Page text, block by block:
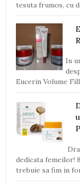
tesuta frumos, cu
In
Eucerin Volume
dedicata femeilor!
trebuie sa fim in